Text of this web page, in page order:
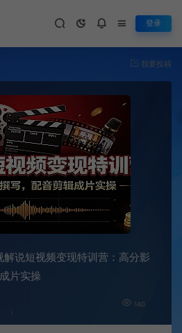
登录
我要投稿
解说短视频变现特训营：高分影
片实操
140